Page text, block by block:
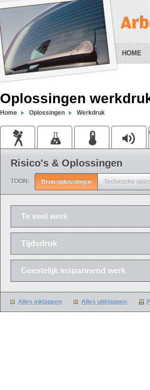
HOME
Oplossingen
Home Oplossingen Werkdruk
Risico's & Oplossingen
TOON: Bron oplossingen Technische
Te veel werk
Tijdsdruk
Geestelijk inspannend werk
Alles inklappen Alles uitklappen